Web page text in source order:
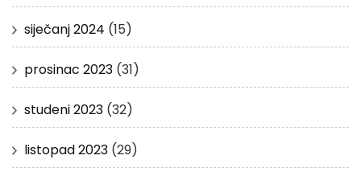
siječanj 2024 (15)
prosinac 2023 (31)
studeni 2023 (32)
listopad 2023 (29)